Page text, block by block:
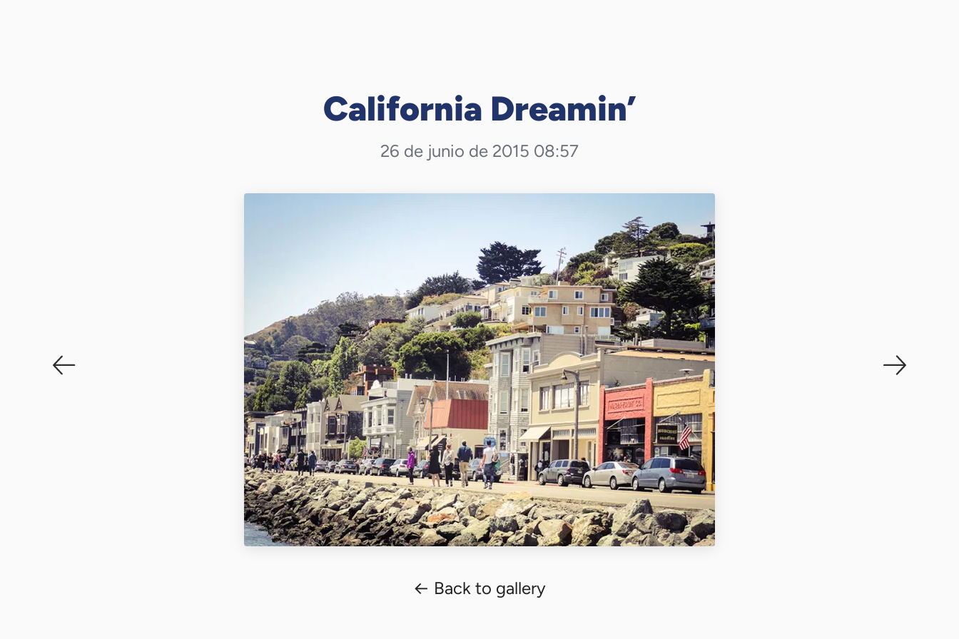
California Dreamin’
26 de junio de 2015 08:57
← Back to gallery